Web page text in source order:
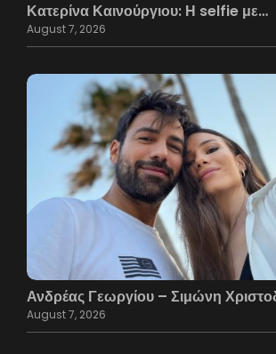
Κατερίνα Καινούργιου: Η selfie με…
August 7, 2026
Ανδρέας Γεωργίου – Σιμώνη
August 7, 2026